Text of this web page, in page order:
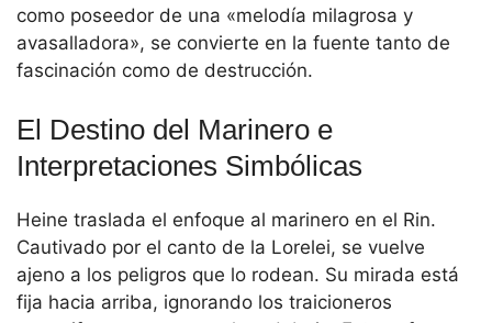
como poseedor de una «melodía milagrosa y
avasalladora», se convierte en la fuente tanto de
fascinación como de destrucción.
El Destino del Marinero e
Interpretaciones Simbólicas
Heine traslada el enfoque al marinero en el Rin.
Cautivado por el canto de la Lorelei, se vuelve
ajeno a los peligros que lo rodean. Su mirada está
fija hacia arriba, ignorando los traicioneros